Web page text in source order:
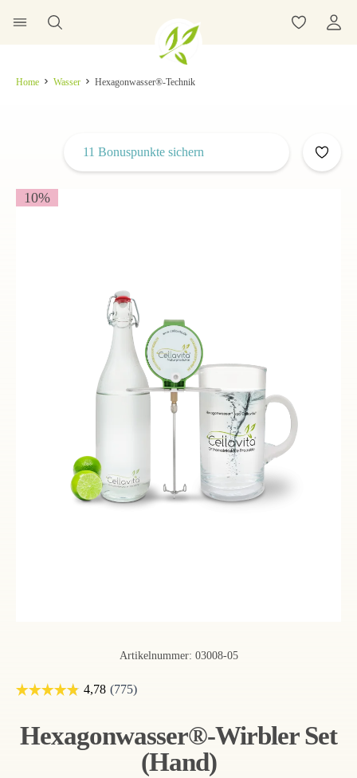
Home Wasser Hexagonwasser®-Technik
10%
Artikelnummer: 03008-05
11 Bonuspunkte sichern
Hexagonwasser®-Wirbler Set
(Hand)